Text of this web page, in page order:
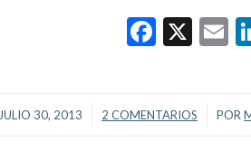
X
JULIO 30, 2013
/ 2 COMENTARIOS
/ POR